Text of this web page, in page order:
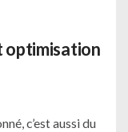
optimisation
c’est aussi du